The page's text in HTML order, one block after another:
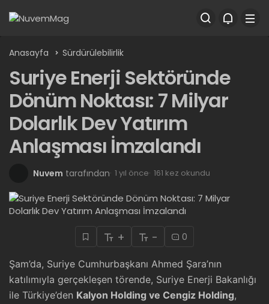
Anasayfa Sürdürülebilirlik
Suriye Enerji Sektöründe
Dönüm Noktası: 7 Milyar
Dolarlık Dev Yatırım
Anlaşması İmzalandı
Nuvem tarafından 1 yıl önce 161 kez okundu
+ - 0
Şam’da, Suriye Cumhurbaşkanı Ahmed Şara’nın
katılımıyla gerçekleşen törende, Suriye Enerji Bakanlığı
ile Türkiye’den Kalyon Holding ve Cengiz Holding,